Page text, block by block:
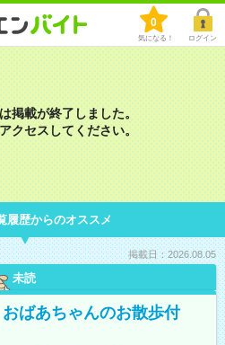
0
気になる！ ログイン
掲載が終了しました。
クセスしてください。
履歴からのオススメ
掲載日：2026.08.05
未読
おばあちゃんのお散歩付